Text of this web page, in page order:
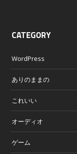
CATEGORY
WordPress
ありのままの
これいい
オーディオ
ゲーム